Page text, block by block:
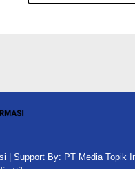
| Support By: PT Media Topik